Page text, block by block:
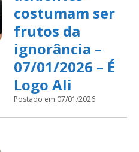
costumam ser
frutos da
ignorância –
07/01/2026 – É
Logo Ali
Postado em 07/01/2026